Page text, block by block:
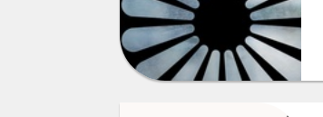
Vetlanda
Västerås